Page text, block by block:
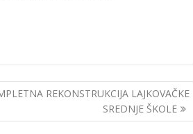
REKONSTRUKCIJA LAJKOVAČKE
SREDNJE ŠKOLE